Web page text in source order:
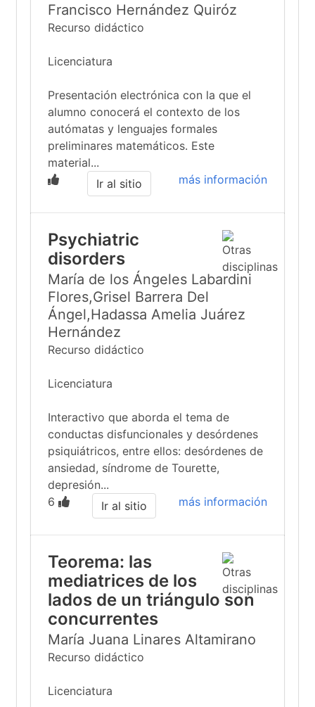
Francisco Hernández Quiróz
Recurso didáctico
Licenciatura
Presentación electrónica con la que el
alumno conocerá el contexto de los
autómatas y lenguajes formales
preliminares matemáticos. Este
material...
más información
Ir al sitio
Psychiatric
disorders
María de los Ángeles Labardini
Flores,Grisel Barrera Del
Ángel,Hadassa Amelia Juárez
Hernández
Recurso didáctico
Licenciatura
Interactivo que aborda el tema de
conductas disfuncionales y desórdenes
psiquiátricos, entre ellos: desórdenes de
ansiedad, síndrome de Tourette,
depresión...
6
más información
Ir al sitio
Teorema: las
mediatrices de los
lados de un triángulo son
concurrentes
María Juana Linares Altamirano
Recurso didáctico
Licenciatura